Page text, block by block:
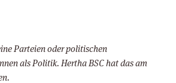
Parteien oder politischen
als Politik. Hertha BSC hat das am